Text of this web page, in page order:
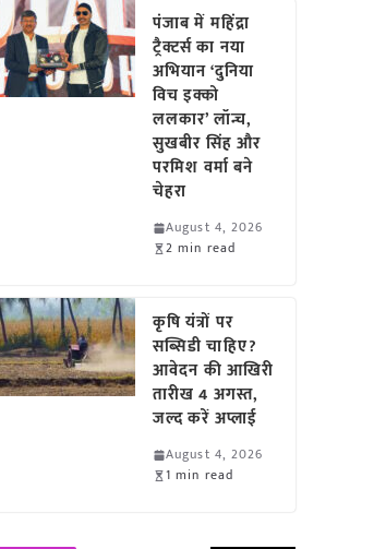
पंजाब में महिंद्रा
ट्रैक्टर्स का नया
अभियान ‘दुनिया
विच इक्को
ललकार’ लॉन्च,
सुखबीर सिंह और
परमिश वर्मा बने
चेहरा
August 4, 2026
2 min read
कृषि यंत्रों पर
सब्सिडी चाहिए?
आवेदन की आखिरी
तारीख 4 अगस्त,
जल्द करें अप्लाई
August 4, 2026
1 min read